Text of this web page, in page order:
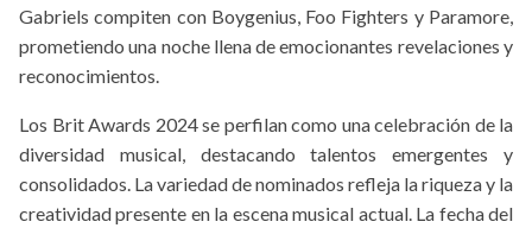
Gabriels compiten con Boygenius, Foo Fighters y Paramore,
prometiendo una noche llena de emocionantes revelaciones y
reconocimientos.
Los Brit Awards 2024 se perfilan como una celebración de la
diversidad musical, destacando talentos emergentes y
consolidados. La variedad de nominados refleja la riqueza y la
creatividad presente en la escena musical actual. La fecha del